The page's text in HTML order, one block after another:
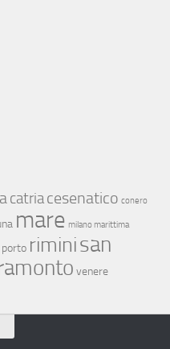
catriacesenatico conero
mare milano marittima
porto riminisan
venere